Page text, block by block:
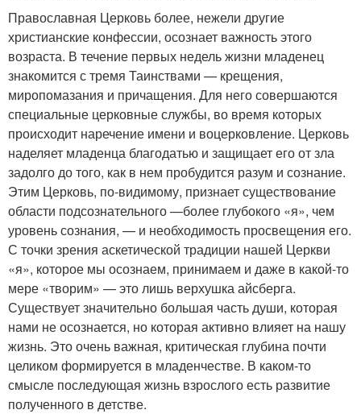
Православная Церковь более, нежели другие
христианские конфессии, осознает важность этого
возраста. В течение первых недель жизни младенец
знакомится с тремя Таинствами — крещения,
миропомазания и причащения. Для него совершаются
специальные церковные службы, во время которых
происходит наречение имени и воцерковление. Церковь
наделяет младенца благодатью и защищает его от зла
задолго до того, как в нем пробудится разум и сознание.
Этим Церковь, по-видимому, признает существование
области подсознательного —более глубокого «я», чем
уровень сознания, — и необходимость просвещения его.
С точки зрения аскетической традиции нашей Церкви
«я», которое мы осознаем, принимаем и даже в какой-то
мере «творим» — это лишь верхушка айсберга.
Существует значительно большая часть души, которая
нами не осознается, но которая активно влияет на нашу
жизнь. Это очень важная, критическая глубина почти
целиком формируется в младенчестве. В каком-то
смысле последующая жизнь взрослого есть развитие
полученного в детстве.